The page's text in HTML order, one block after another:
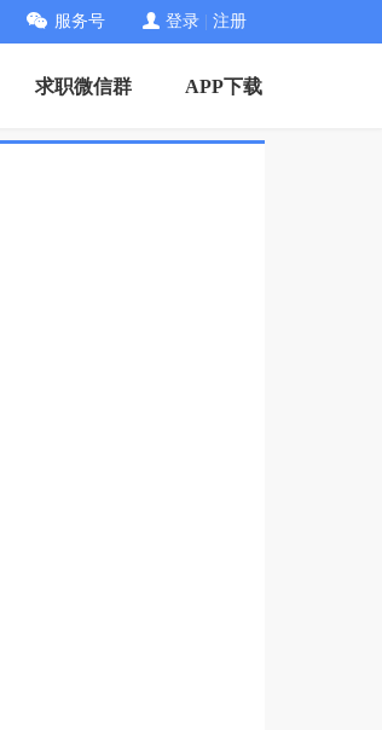
服务号 登录 注册
求职微信群 APP下载